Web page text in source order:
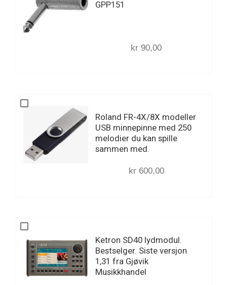
GPP151
kr 90,00
Roland FR-4X/8X modeller
USB minnepinne med 250
melodier du kan spille
sammen med.
kr 600,00
Ketron SD40 lydmodul.
Bestselger. Siste versjon
1,31 fra Gjøvik
Musikkhandel